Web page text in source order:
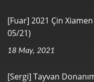
[Fuar] 2021 Çin
05/21)
18 May, 2021
[Sergi] Tayvan